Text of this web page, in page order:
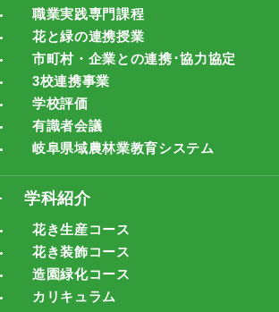
職業実践専門課程
花と緑の連携授業
市町村・企業との連携･協力協定
3校連携事業
学校評価
有識者会議
岐阜県域農林業教育システム
学科紹介
花き生産コース
花き装飾コース
造園緑化コース
カリキュラム